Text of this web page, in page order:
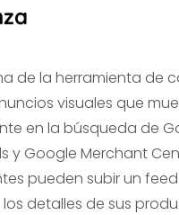
de la herramienta de
visuales que
en la búsqueda de
y Google Merchant
pueden subir un
detalles de sus